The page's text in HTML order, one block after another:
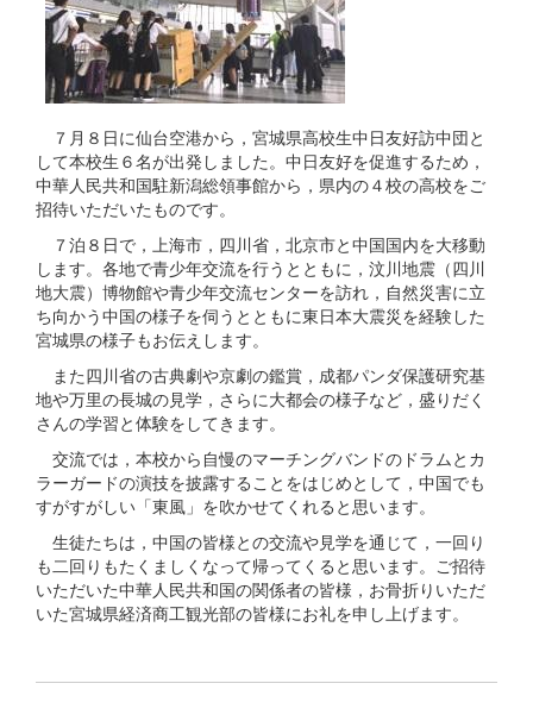
７月８日に仙台空港から，宮城県高校生中日友好訪中団と
して本校生６名が出発しました。中日友好を促進するため，
中華人民共和国駐新潟総領事館から，県内の４校の高校をご
招待いただいたものです。
７泊８日で，上海市，四川省，北京市と中国国内を大移動
します。各地で青少年交流を行うとともに，汶川地震（四川
地大震）博物館や青少年交流センターを訪れ，自然災害に立
ち向かう中国の様子を伺うとともに東日本大震災を経験した
宮城県の様子もお伝えします。
また四川省の古典劇や京劇の鑑賞，成都パンダ保護研究基
地や万里の長城の見学，さらに大都会の様子など，盛りだく
さんの学習と体験をしてきます。
交流では，本校から自慢のマーチングバンドのドラムとカ
ラーガードの演技を披露することをはじめとして，中国でも
すがすがしい「東風」を吹かせてくれると思います。
生徒たちは，中国の皆様との交流や見学を通じて，一回り
も二回りもたくましくなって帰ってくると思います。ご招待
いただいた中華人民共和国の関係者の皆様，お骨折りいただ
いた宮城県経済商工観光部の皆様にお礼を申し上げます。